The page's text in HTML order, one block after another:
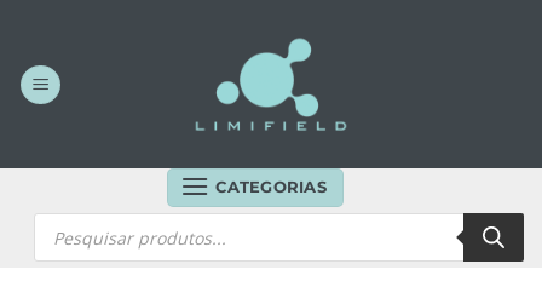
content
CATEGORIAS
Products
search